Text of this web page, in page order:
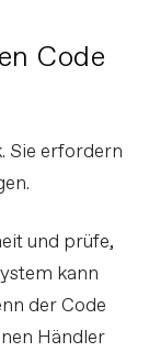
Code
Sie erfordern
und prüfe,
kann
der Code
Händler